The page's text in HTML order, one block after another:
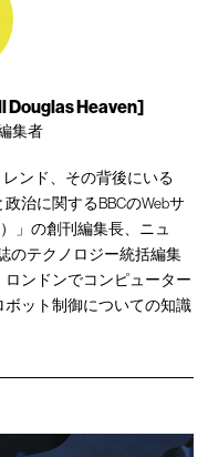
Douglas Heaven]
集者
ンド、その背後にいる
治に関するBBCのWebサ
」の創刊編集長、ニュ
のテクノロジー統括編集
ンドンでコンピューター
ット制御についての知識